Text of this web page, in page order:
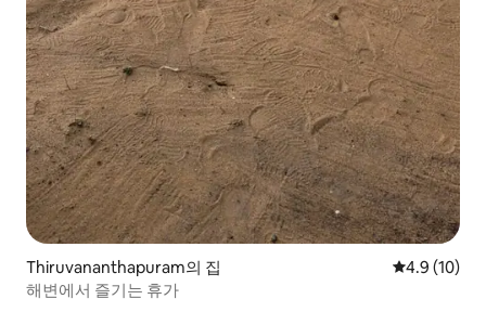
Thiruvananthapuram의 집 평점 4.9점(5
4.9 (10)
해변에서 즐기는 휴가